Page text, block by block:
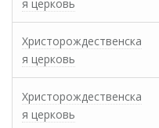
я церковь
Христорождественска
я церковь
Христорождественска
я церковь